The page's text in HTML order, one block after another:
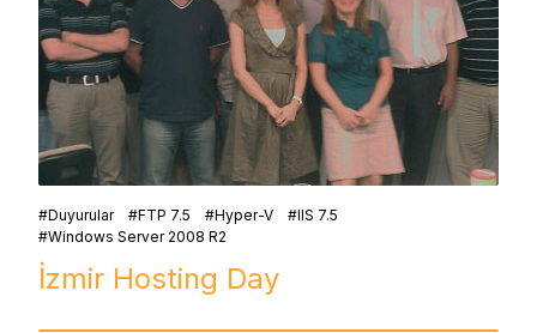
Duyurular FTP 7.5 Hyper-V
IIS 7.5
Windows Server 2008 R2
İzmir Hosting Day